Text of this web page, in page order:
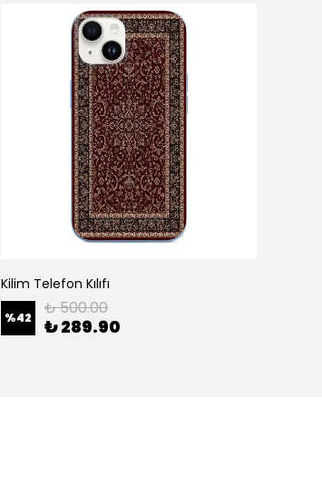
Kilim Telefon Kılıfı
%42 ₺ 500.00
₺ 289.90